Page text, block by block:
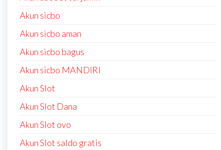
Akun sicbo
Akun sicbo aman
Akun sicbo bagus
Akun sicbo MANDIRI
Akun Slot
Akun Slot Dana
Akun Slot ovo
Akun Slot saldo gratis